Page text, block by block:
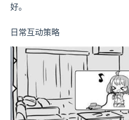
好。
日常互动策略